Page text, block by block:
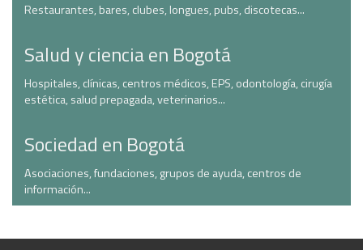
Restaurantes, bares, clubes, longues, pubs, discotecas...
Salud y ciencia en Bogotá
Hospitales, clínicas, centros médicos, EPS, odontología, cirugía
estética, salud prepagada, veterinarios...
Sociedad en Bogotá
Asociaciones, fundaciones, grupos de ayuda, centros de
información...